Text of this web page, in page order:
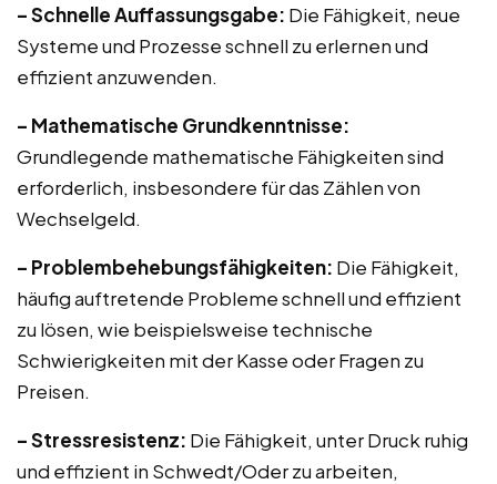
– Schnelle Auffassungsgabe: Die Fähigkeit, neue
Systeme und Prozesse schnell zu erlernen und
effizient anzuwenden.
– Mathematische Grundkenntnisse:
Grundlegende mathematische Fähigkeiten sind
erforderlich, insbesondere für das Zählen von
Wechselgeld.
– Problembehebungsfähigkeiten: Die Fähigkeit,
häufig auftretende Probleme schnell und effizient
zu lösen, wie beispielsweise technische
Schwierigkeiten mit der Kasse oder Fragen zu
Preisen.
– Stressresistenz: Die Fähigkeit, unter Druck ruhig
und effizient in Schwedt/Oder zu arbeiten,